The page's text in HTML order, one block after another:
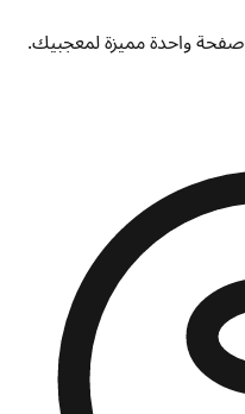
واحدة مميزة لمعجبيك.